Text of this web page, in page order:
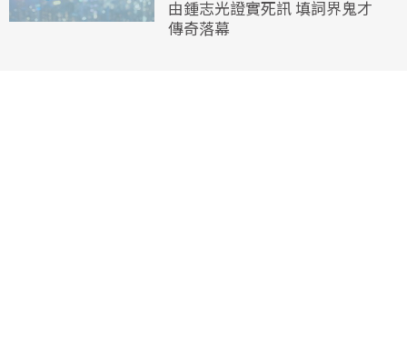
由鍾志光證實死訊 填詞界鬼才
傳奇落幕